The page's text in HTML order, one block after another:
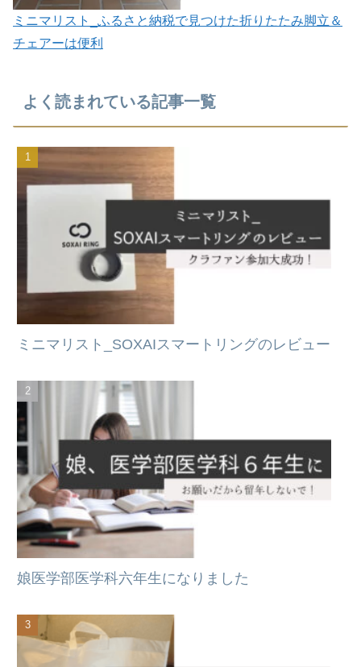
ミニマリスト_ふるさと納税で見つけた折りたたみ脚立＆
チェアーは便利
よく読まれている記事一覧
ミニマリスト_SOXAIスマートリングのレビュー
娘医学部医学科六年生になりました